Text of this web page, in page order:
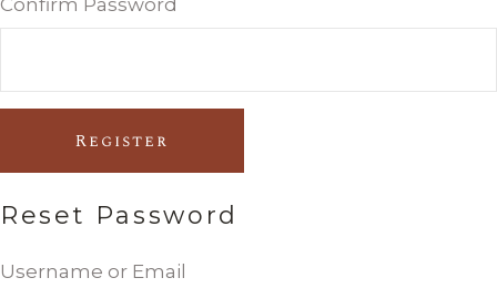
Register
Reset Password
Username or Email